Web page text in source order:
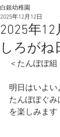
2025年
しろがね
白銀幼稚園
2025年12月12日
＜たんぽぽ組
明日はいよい
たんぽぽぐ
を楽しみます